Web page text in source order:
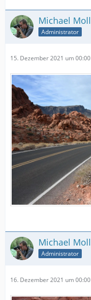
Michael Moll
Administrator
15. Dezember 2021 um 00:00
Michael Moll
Administrator
16. Dezember 2021 um 00:00